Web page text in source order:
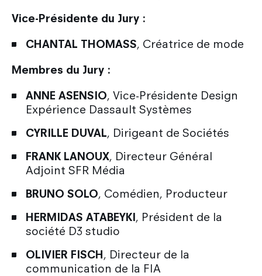
Vice-Présidente du Jury :
CHANTAL THOMASS, Créatrice de mode
Membres du Jury :
ANNE ASENSIO, Vice-Présidente Design
Expérience Dassault Systèmes
CYRILLE DUVAL, Dirigeant de Sociétés
FRANK LANOUX, Directeur Général
Adjoint SFR Média
BRUNO SOLO, Comédien, Producteur
HERMIDAS ATABEYKI, Président de la
société D3 studio
OLIVIER FISCH, Directeur de la
communication de la FIA